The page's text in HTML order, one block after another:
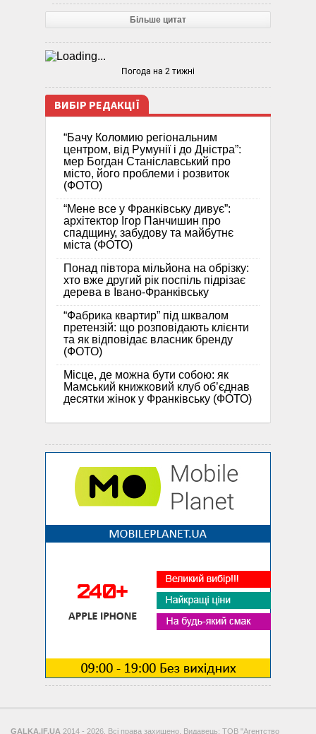
Більше цитат
Погода на 2 тижні
ВИБІР РЕДАКЦІЇ
“Бачу Коломию регіональним
центром, від Румунії і до Дністра”:
мер Богдан Станіславський про
місто, його проблеми і розвиток
(ФОТО)
“Мене все у Франківську дивує”:
архітектор Ігор Панчишин про
спадщину, забудову та майбутнє
міста (ФОТО)
Понад півтора мільйона на обрізку:
хто вже другий рік поспіль підрізає
дерева в Івано-Франківську
“Фабрика квартир” під шквалом
претензій: що розповідають клієнти
та як відповідає власник бренду
(ФОТО)
Місце, де можна бути собою: як
Мамський книжковий клуб об’єднав
десятки жінок у Франківську (ФОТО)
GALKA.IF.UA 2014 - 2026. Всі права захищено. Видавець: ТОВ "Агентство